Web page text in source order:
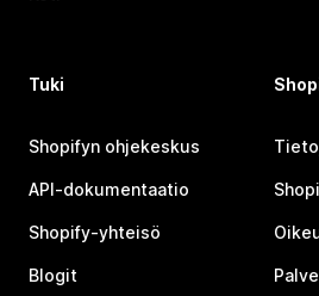
Tuki
Shopifyn ohjekeskus
API-dokumentaatio
Shopify-yhteisö
Blogit